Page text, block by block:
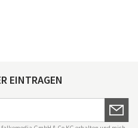
EINTRAGEN